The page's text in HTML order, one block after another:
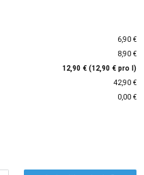
6,90 €
8,90 €
12,90 € (12,90 € pro l)
42,90 €
0,00 €